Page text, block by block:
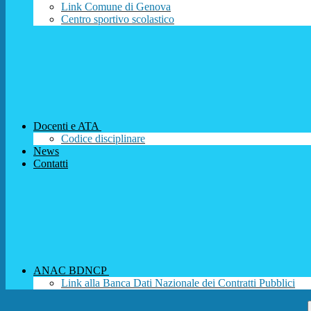
Link Comune di Genova
Centro sportivo scolastico
Docenti e ATA
Codice disciplinare
News
Contatti
ANAC BDNCP
Link alla Banca Dati Nazionale dei Contratti Pubblici